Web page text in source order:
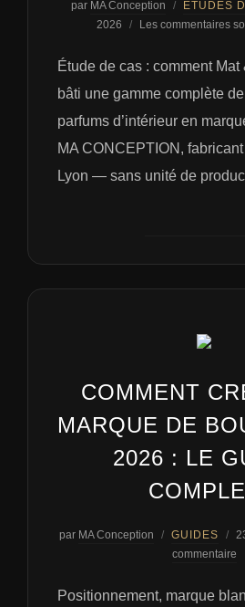
par MA Conception ÉTUDES
2026
Les commentaires
Étude de cas : comment
bâti une gamme complète
parfums d’intérieur en
MA CONCEPTION,
Lyon — sans unité de
COMMENT
MARQUE DE
2026 : LE
par MA Conception GUIDES
le
commentaire
Positionnement, marque